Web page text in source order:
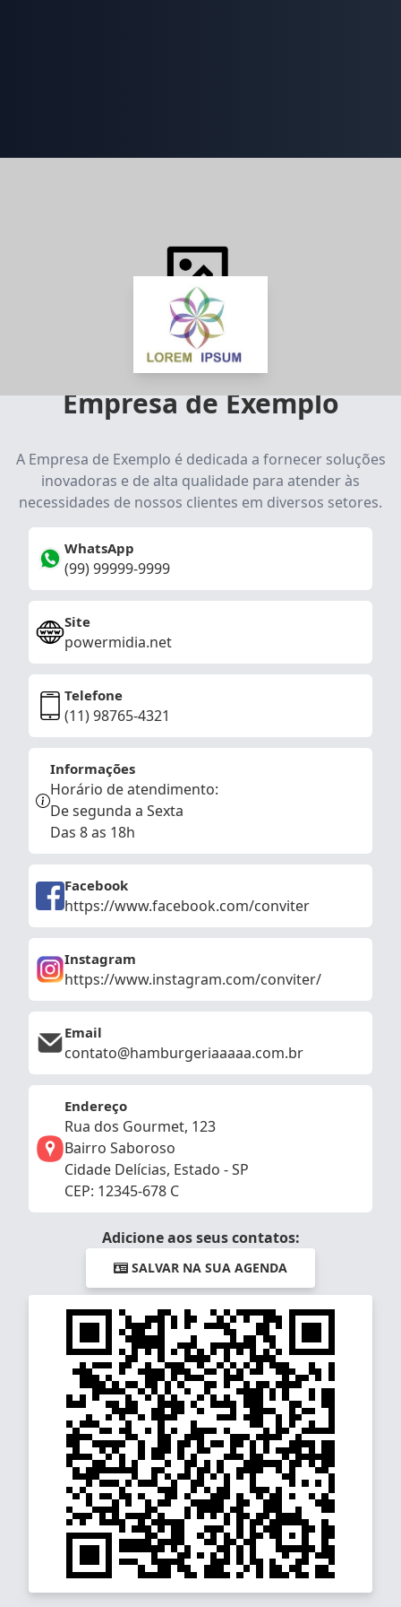
Empresa de Exemplo
A Empresa de Exemplo é dedicada a fornecer soluções
inovadoras e de alta qualidade para atender às
necessidades de nossos clientes em diversos setores.
WhatsApp
(99) 99999-9999
Site
powermidia.net
Telefone
(11) 98765-4321
Informações
Horário de atendimento:
De segunda a Sexta
Das 8 as 18h
Facebook
https://www.facebook.com/conviter
Instagram
https://www.instagram.com/conviter/
Email
contato@hamburgeriaaaaa.com.br
Endereço
Rua dos Gourmet, 123
Bairro Saboroso
Cidade Delícias, Estado - SP
CEP: 12345-678 C
Adicione aos seus contatos:
SALVAR NA SUA AGENDA